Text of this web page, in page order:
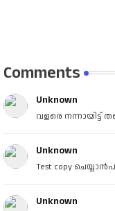
Comments
Unknown
വളരെ നന്നായിട്ട്
Unknown
Test copy
Unknown